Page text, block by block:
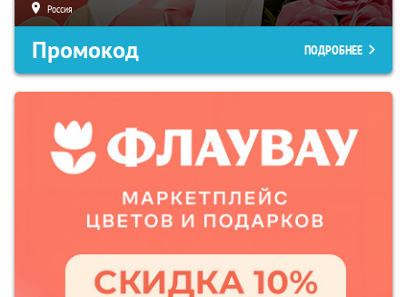
Россия
Промокод ПОДРОБНЕЕ